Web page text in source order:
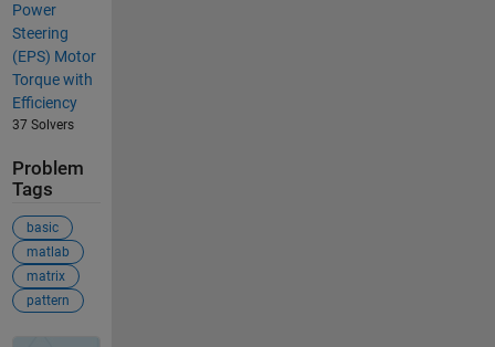
Power
Steering
(EPS) Motor
Torque with
Efficiency
37 Solvers
Problem
Tags
basic
matlab
matrix
pattern